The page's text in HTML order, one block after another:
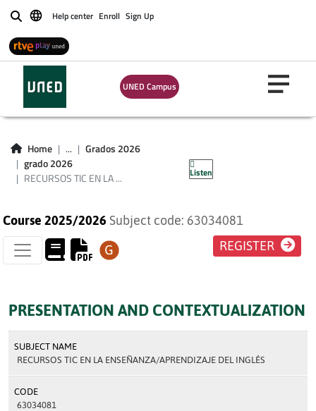
BuscarHelp center Enroll Sign Up
UNED Campus
Home ...
Grados 2026
grado 2026
RECURSOS TIC EN LA ...
Listen
TIC EN LA
APRENDIZAJE
Course 2025/2026 Subject code: 63034081
REGISTER
PRESENTATION AND CONTEXTUALIZATION
SUBJECT NAME
RECURSOS TIC EN LA ENSEÑANZA/APRENDIZAJE DEL INGLÉS
CODE
63034081